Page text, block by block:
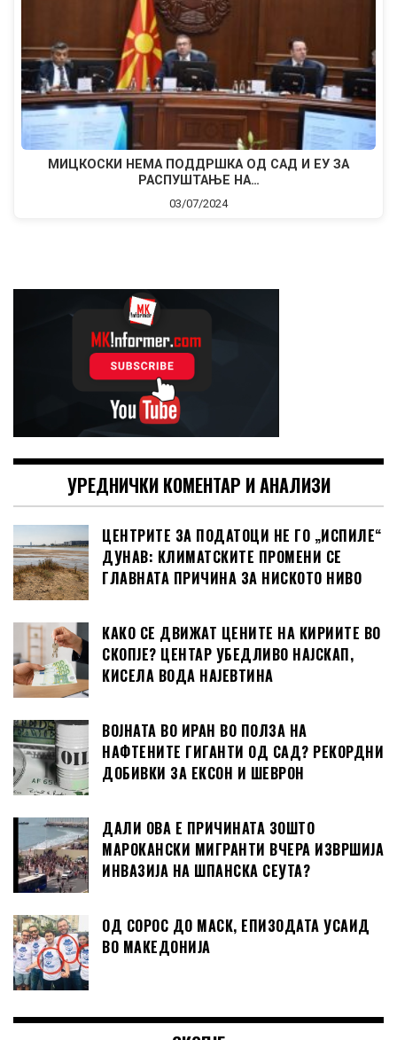
МИЦКОСКИ НЕМА ПОДДРШКА ОД САД И ЕУ ЗА
РАСПУШТАЊЕ НА…
03/07/2024
УРЕДНИЧКИ КОМЕНТАР И АНАЛИЗИ
ЦЕНТРИТЕ ЗА ПОДАТОЦИ НЕ ГО „ИСПИЛЕ“
ДУНАВ: КЛИМАТСКИТЕ ПРОМЕНИ СЕ
ГЛАВНАТА ПРИЧИНА ЗА НИСКОТО НИВО
КАКО СЕ ДВИЖАТ ЦЕНИТЕ НА КИРИИТЕ ВО
СКОПЈЕ? ЦЕНТАР УБЕДЛИВО НАЈСКАП,
КИСЕЛА ВОДА НАЈЕВТИНА
ВОЈНАТА ВО ИРАН ВО ПОЛЗА НА
НАФТЕНИТЕ ГИГАНТИ ОД САД? РЕКОРДНИ
ДОБИВКИ ЗА ЕКСОН И ШЕВРОН
ДАЛИ ОВА Е ПРИЧИНАТА ЗОШТО
МАРОКАНСКИ МИГРАНТИ ВЧЕРА ИЗВРШИЈА
ИНВАЗИЈА НА ШПАНСКА СЕУТА?
ОД СОРОС ДО МАСК, ЕПИЗОДАТА УСАИД
ВО МАКЕДОНИЈА